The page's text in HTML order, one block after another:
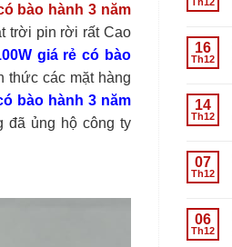
bào hành 3 năm
trời pin rời rất Cao
giá rẻ có bào
thức các mặt hàng
bào hành 3 năm
đã ủng hộ công ty
16
Th12
14
Th12
07
Th12
06
Th12